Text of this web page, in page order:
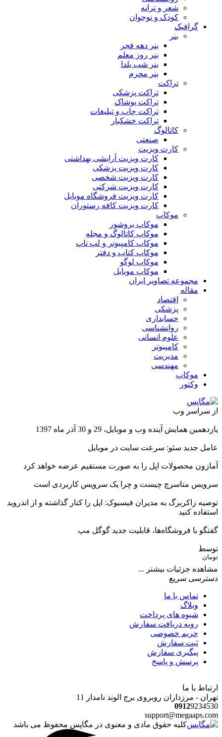
شعر و ترانه
کودک و نوجوان
گرافیک
بنر
بنر دهه فجر
بنر روز معلم
بنر شب یلدا
بنر محرم
تراکت
تراکت پزشکی
تراکت پوشاک
تراکت چاپ و تبلیغات
تراکت خشکبار
کاتالوگ
صنعتی
کارت ویزیت
کارت ویزیت آرایشی بهداشتی
کارت ویزیت پزشکی
کارت ویزیت شخصی
کارت ویزیت شرکتی
کارت ویزیت فروشگاه موبایل
کارت ویزیت کافه رستوران
موکاپ
موکاپ بروشور
موکاپ کاتالوگ و مجله
موکاپ کامپیوتر و لپ تاپ
موکاپ کتاب و دفتر
موکاپ لوگو
موکاپ موبایل
مجموعه تصاویر ایران
مقاله
اقتصاد
پزشکی
حسابداری
روانشناسی
علوم انسانی
کامپیوتر
مدیریت
مهندسی
موکاپ
وکتور
از سراسر وب
یازدهمین همایش آینده وب و موبایل، 29 و 30 آذر ماه 1397
عامل جدید سئو: سرعت سایت در موبایل
آمازون محصولات اپل را به صورت مستقیم عرضه خواهد کرد
سرویس متاسرچ چیست و چرا یک سرویس کاربردی است
توصیه زاکربرگ به مدیران فیسبوک: اپل را کنار گذاشته و از اندروید
استفاده کنید
گفتگو با فروشگاه‌ها، قابلیت جدید گوگل مپ
توسط
تومان
مشاهده جزئیات بیشتر ...
دسترسی سریع
تماس با ما
وبلاگ
شیوه های پرداخت
رویه دریافت سفارش
حریم خصوصی
ثبت سفارش
پیگیری سفارش
پرسش و پاسخ
ارتباط با ما
تهران - مرزداران روبروی برج الوند نامدار 11
09129234530
support@megaaps.com
کلیه حقوق مادی و معنوی در مگاپس محفوظ می باشد